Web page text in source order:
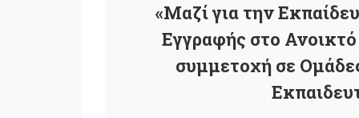
«Μαζί για την
Εγγραφής στο
συμμετοχή σε